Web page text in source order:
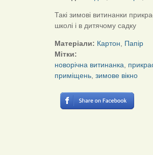
Такі зимові витинанки
школі і в дитячому садку
Матеріали: Картон
Папір
Мітки:
новорічна витинанка
приміщень зимове вікно